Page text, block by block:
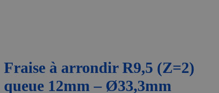
Fraise à arrondir R9,5 (Z=2)
queue 12mm – Ø33,3mm